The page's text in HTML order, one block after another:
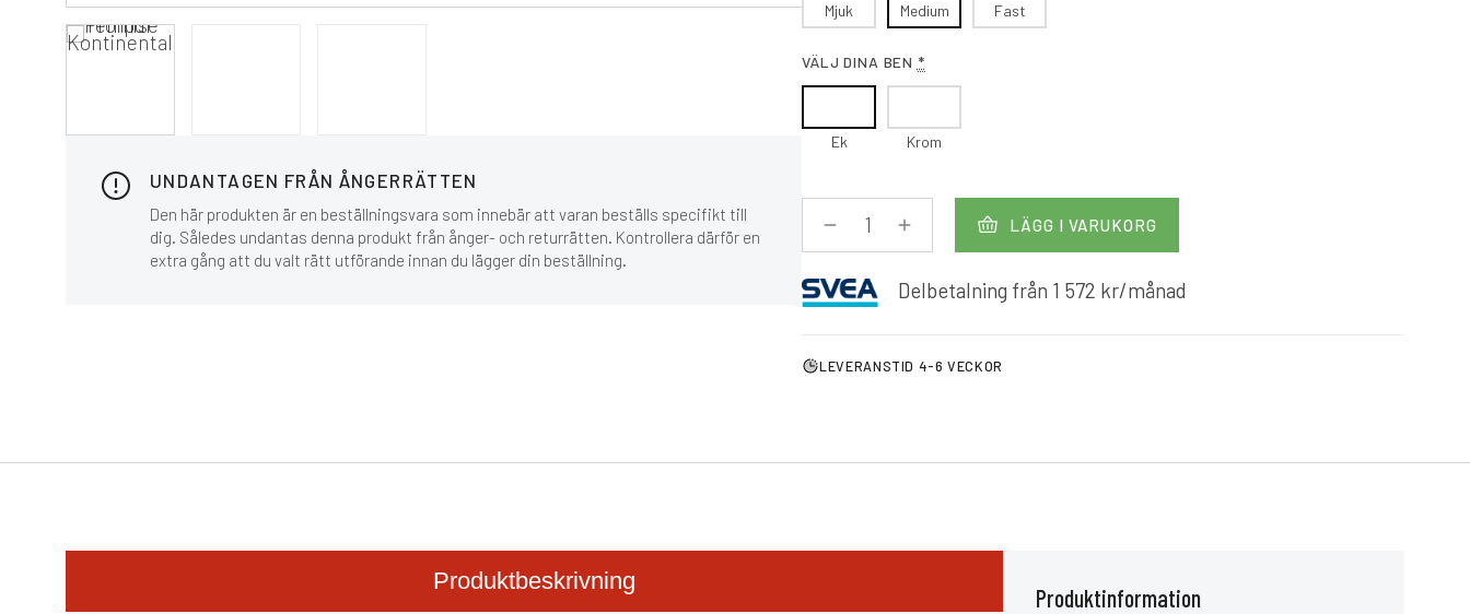
UNDANTAGEN FRÅN ÅNGERRÄTTEN
Den här produkten är en beställningsvara som innebär att varan beställs specifikt till
dig. Således undantas denna produkt från ånger- och returrätten. Kontrollera därför en
extra gång att du valt rätt utförande innan du lägger din beställning.
Mjuk Medium Fast
VÄLJ DINA BEN *
Ek Krom
LÄGG I VARUKORG
Delbetalning från 1 572 kr/månad
LEVERANSTID 4-6 VECKOR
Produktbeskrivning
Produktinformation